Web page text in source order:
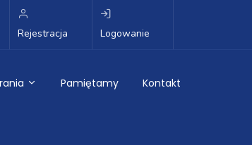
Rejestracja Logowanie
Pamiętamy Kontakt